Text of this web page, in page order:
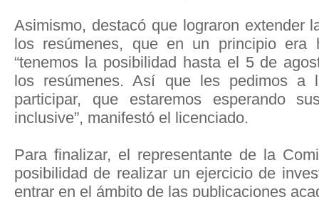
Asimismo, destacó que lograron extender
los resúmenes, que en un principio era
“tenemos la posibilidad hasta el 5 de
los resúmenes. Así que les pedimos a
participar, que estaremos esperando
inclusive”, manifestó el licenciado.
Para finalizar, el representante de la
posibilidad de realizar un ejercicio de
entrar en el ámbito de las publicaciones